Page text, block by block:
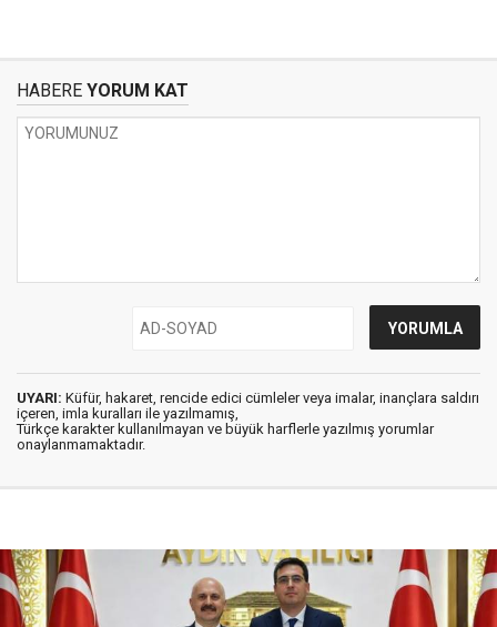
HABERE YORUM KAT
UYARI: Küfür, hakaret, rencide edici cümleler veya imalar, inançlara saldırı
içeren, imla kuralları ile yazılmamış,
Türkçe karakter kullanılmayan ve büyük harflerle yazılmış yorumlar
onaylanmamaktadır.